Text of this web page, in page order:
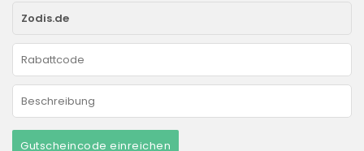
Gutscheincode einreichen